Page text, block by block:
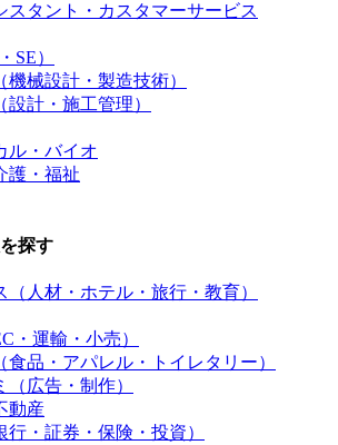
スタント・カスタマーサービス
SE）
機械設計・製造技術）
設計・施工管理）
ル・バイオ
護・福祉
探す
（人材・ホテル・旅行・教育）
・運輸・小売）
食品・アパレル・トイレタリー）
（広告・制作）
動産
行・証券・保険・投資）